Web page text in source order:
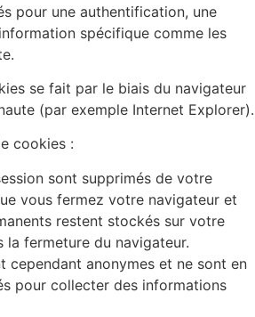
pour une authentification, une
spécifique comme les
se fait par le biais du navigateur
(par exemple Internet Explorer).
cookies :
sont supprimés de votre
vous fermez votre navigateur et
restent stockés sur votre
la fermeture du navigateur.
cependant anonymes et ne sont en
pour collecter des informations